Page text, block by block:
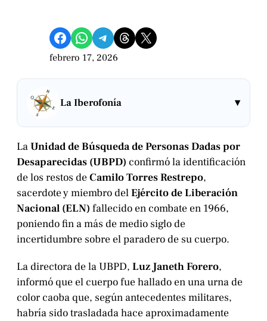
Compartir en Facebook Compartir en WhatsApp Compartir en Telegram Share on Threads Compartir en X
febrero 17, 2026
La Iberofonía ▾
LaUnidad de Búsqueda de Personas Dadas por
Desaparecidas (UBPD) confirmó la identificación
de los restos deCamilo Torres Restrepo,
sacerdote y miembro delEjército de Liberación
Nacional (ELN) fallecido en combate en 1966,
poniendo fin a más de medio siglo de
incertidumbre sobre el paradero de su cuerpo.
La directora de la UBPD, Luz Janeth Forero,
informó que el cuerpo fue hallado en una urna de
color caoba que, según antecedentes militares,
habría sido trasladada hace aproximadamente